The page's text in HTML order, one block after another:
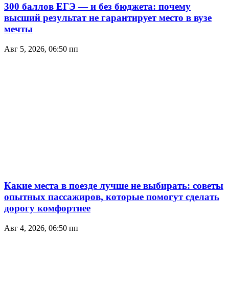
300 баллов ЕГЭ — и без бюджета: почему
высший результат не гарантирует место в вузе
мечты
Авг 5, 2026, 06:50 пп
Какие места в поезде лучше не выбирать: советы
опытных пассажиров, которые помогут сделать
дорогу комфортнее
Авг 4, 2026, 06:50 пп